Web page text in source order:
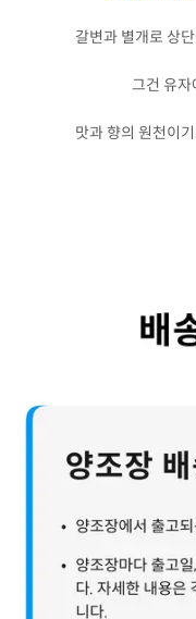
갈변과 별개로 상
그건 유자
맛과 향의 원천이